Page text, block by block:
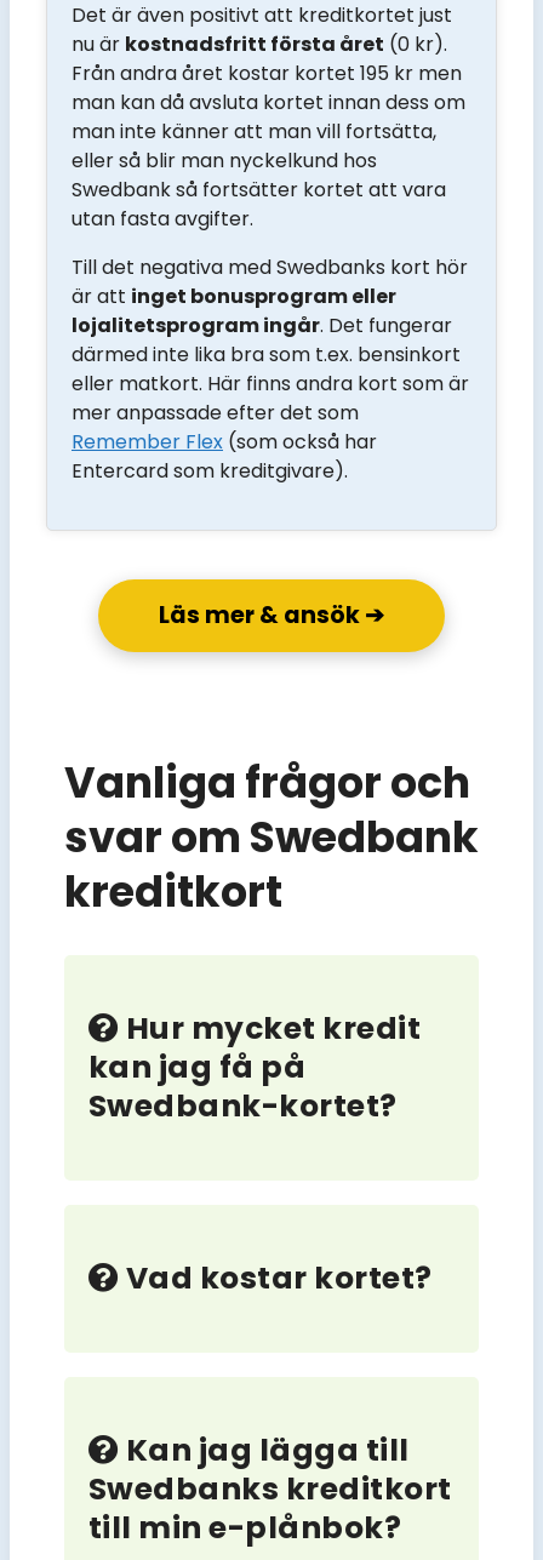
Det är även positivt att kreditkortet just
nu är kostnadsfritt första året (0 kr).
Från andra året kostar kortet 195 kr men
man kan då avsluta kortet innan dess om
man inte känner att man vill fortsätta,
eller så blir man nyckelkund hos
Swedbank så fortsätter kortet att vara
utan fasta avgifter.
Till det negativa med Swedbanks kort hör
är att inget bonusprogram eller
lojalitetsprogram ingår. Det fungerar
därmed inte lika bra som t.ex. bensinkort
eller matkort. Här finns andra kort som är
mer anpassade efter det som
Remember Flex (som också har
Entercard som kreditgivare).
Läs mer & ansök ➔
Vanliga frågor och
svar om Swedbank
kreditkort
Hur mycket kredit
kan jag få på
Swedbank-kortet?
Vad kostar kortet?
Kan jag lägga till
Swedbanks kreditkort
till min e-plånbok?